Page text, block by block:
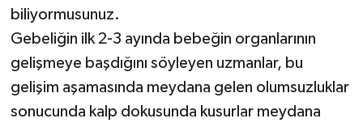
biliyormusunuz.
Gebeliğin ilk 2-3 ayında bebeğin organlarının
gelişmeye başdığını söyleyen uzmanlar, bu
gelişim aşamasında meydana gelen olumsuzluklar
sonucunda kalp dokusunda kusurlar meydana
ÖZEL HABER
POLİTİKA
SİYASET